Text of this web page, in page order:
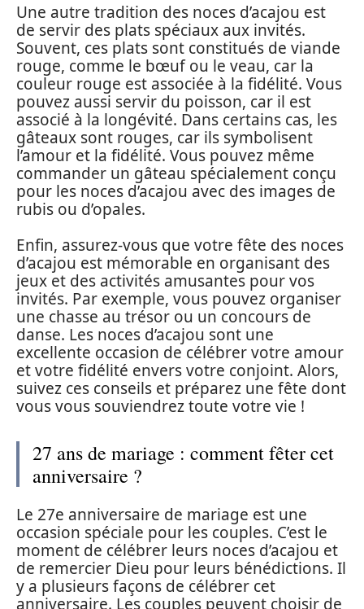
Une autre tradition des noces d’acajou est
de servir des plats spéciaux aux invités.
Souvent, ces plats sont constitués de viande
rouge, comme le bœuf ou le veau, car la
couleur rouge est associée à la fidélité. Vous
pouvez aussi servir du poisson, car il est
associé à la longévité. Dans certains cas, les
gâteaux sont rouges, car ils symbolisent
l’amour et la fidélité. Vous pouvez même
commander un gâteau spécialement conçu
pour les noces d’acajou avec des images de
rubis ou d’opales.
Enfin, assurez-vous que votre fête des noces
d’acajou est mémorable en organisant des
jeux et des activités amusantes pour vos
invités. Par exemple, vous pouvez organiser
une chasse au trésor ou un concours de
danse. Les noces d’acajou sont une
excellente occasion de célébrer votre amour
et votre fidélité envers votre conjoint. Alors,
suivez ces conseils et préparez une fête dont
vous vous souviendrez toute votre vie !
27 ans de mariage : comment fêter cet
anniversaire ?
Le 27e anniversaire de mariage est une
occasion spéciale pour les couples. C’est le
moment de célébrer leurs noces d’acajou et
de remercier Dieu pour leurs bénédictions. Il
y a plusieurs façons de célébrer cet
anniversaire. Les couples peuvent choisir de